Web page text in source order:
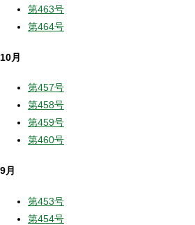
第463号
第464号
10月
第457号
第458号
第459号
第460号
9月
第453号
第454号